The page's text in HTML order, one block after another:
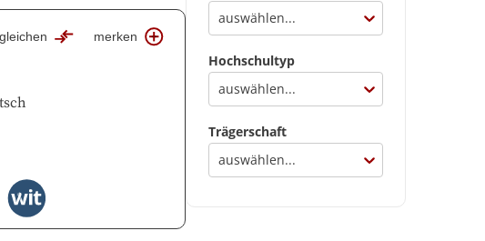
merken
auswählen...
Hochschultyp
auswählen...
Trägerschaft
auswählen...